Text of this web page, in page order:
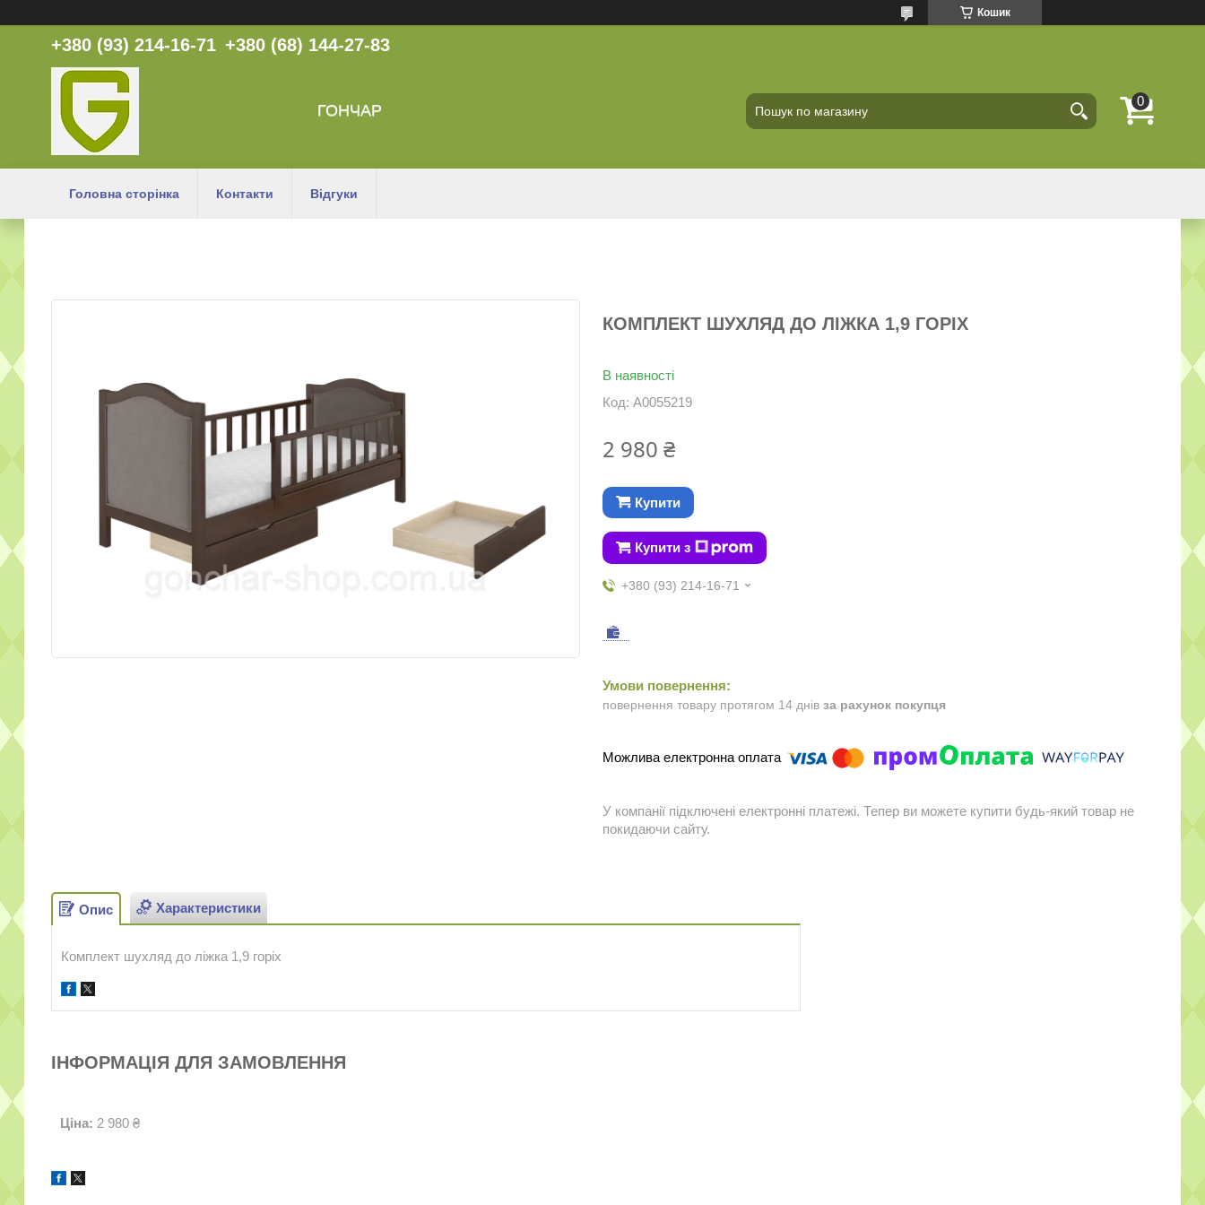
Кошик
+380 (93) 214-16-71 +380 (68) 144-27-83
ГОНЧАР
Головна сторінка Контакти Відгуки
КОМПЛЕКТ ШУХЛЯД ДО ЛІЖКА 1,9 ГОРІХ
В наявності
Код: А0055219
2 980 ₴
Купити
Купити з
+380 (93) 214-16-71
повернення товару протягом 14 днів за рахунок покупця
У компанії підключені електронні платежі. Тепер ви можете купити будь-який товар не
покидаючи сайту.
Опис Характеристики
Комплект шухляд до ліжка 1,9 горіх
ІНФОРМАЦІЯ ДЛЯ ЗАМОВЛЕННЯ
Ціна: 2 980 ₴